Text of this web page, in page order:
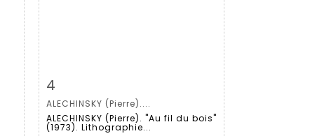
Fiche détaillée
4
ALECHINSKY (Pierre)....
ALECHINSKY (Pierre). "Au fil du bois"
(1973). Lithographie...